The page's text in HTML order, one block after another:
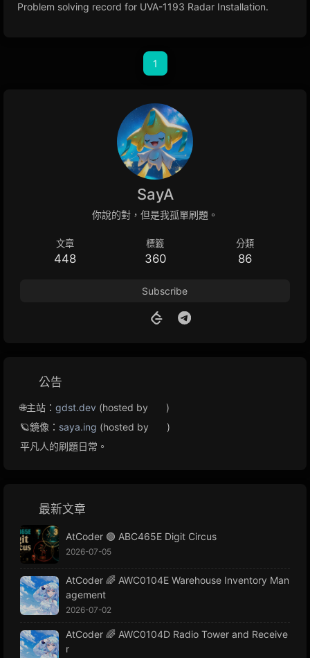
Problem solving record for UVA-1193 Radar Installation.
1
SayA
你說的對，但是我孤單刷題。
文章
448
標籤
360
分類
86
Subscribe
公告
🌐主站： gdst.dev (hosted by
)
🪐鏡像： saya.ing (hosted by
)
平凡人的刷題日常。
最新文章
AtCoder 🟢 ABC465E Digit Circus
2026-07-05
AtCoder 🌈 AWC0104E Warehouse Inventory Man
agement
2026-07-02
AtCoder 🌈 AWC0104D Radio Tower and Receive
r